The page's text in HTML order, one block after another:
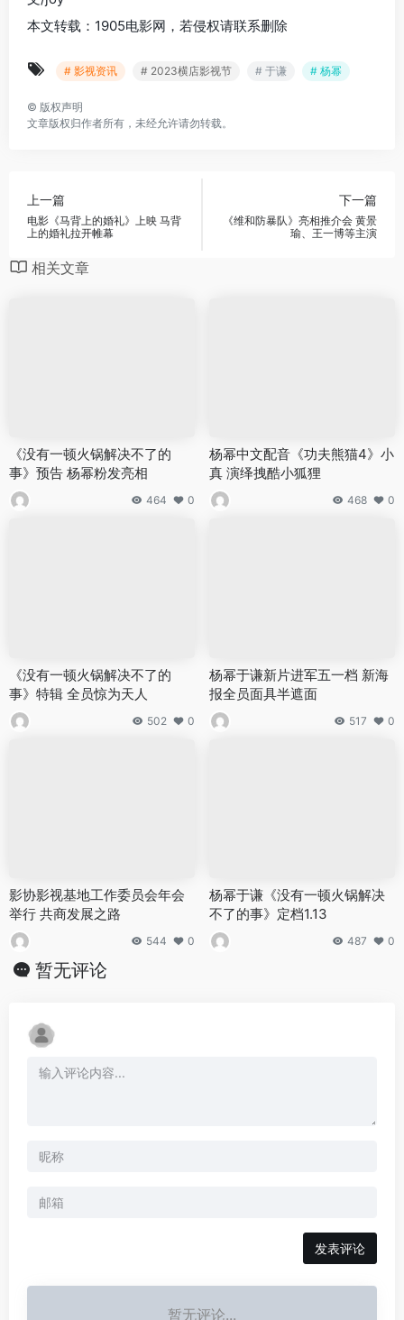
本文转载：1905电影网，若侵权请联系删除
# 影视资讯 # 2023横店影视节 # 于谦 # 杨幂
© 版权声明
文章版权归作者所有，未经允许请勿转载。
上一篇
电影《马背上的婚礼》上映 马背
上的婚礼拉开帷幕
下一篇
《维和防暴队》亮相推介会 黄景
瑜、王一博等主演
相关文章
《没有一顿火锅解决不了的
事》预告 杨幂粉发亮相
464 0
杨幂中文配音《功夫熊猫4》小
真 演绎拽酷小狐狸
468 0
《没有一顿火锅解决不了的
事》特辑 全员惊为天人
502 0
杨幂于谦新片进军五一档 新海
报全员面具半遮面
517 0
影协影视基地工作委员会年会
举行 共商发展之路
544 0
杨幂于谦《没有一顿火锅解决
不了的事》定档1.13
487 0
暂无评论
发表评论
暂无评论...